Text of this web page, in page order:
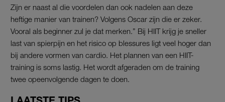
Zijn er naast al die voordelen dan ook nadelen aan deze
heftige manier van trainen? Volgens Oscar zijn die er zeker.
Vooral als beginner zul je dat merken.” Bij HIIT krijg je sneller
last van spierpijn en het risico op blessures ligt veel hoger dan
bij andere vormen van cardio. Het plannen van een HIIT-
training is soms lastig. Het wordt afgeraden om de training
twee opeenvolgende dagen te doen.